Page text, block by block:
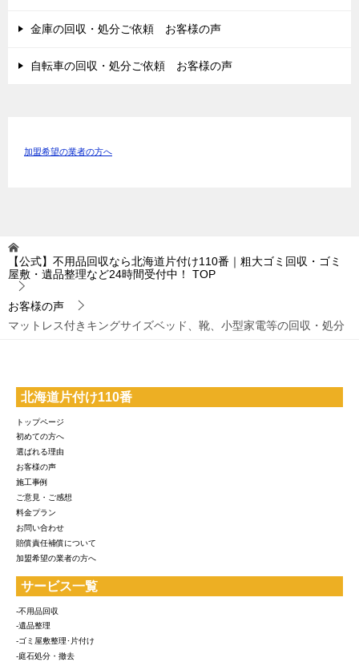
金庫の回収・処分ご依頼 お客様の声
自転車の回収・処分ご依頼 お客様の声
加盟希望の業者の方へ
【公式】不用品回収なら北海道片付け110番｜粗大ゴミ回収・ゴミ
屋敷・遺品整理など24時間受付中！
TOP
お客様の声
マットレス付きキングサイズベッド、靴、小型家電等の回収・処分
北海道片付け110番
トップページ
初めての方へ
選ばれる理由
お客様の声
施工事例
ご意見・ご感想
料金プラン
お問い合わせ
賠償責任補償について
加盟希望の業者の方へ
サービス一覧
-不用品回収
-遺品整理
-ゴミ屋敷整理･片付け
-庭石処分・撤去